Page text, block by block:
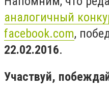
аналогичный
facebook.com,
22.02.2016.
Участвуй,